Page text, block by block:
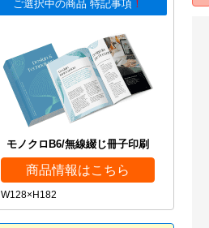
ご選択中の商品 特記事項 ！
モノクロB6/無線綴じ冊子印刷
商品情報はこちら
W128×H182